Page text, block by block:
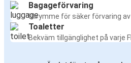
Bagageförvaring
Utrymme för säker förvaring
Toaletter
Bekväm tillgänglighet på varje